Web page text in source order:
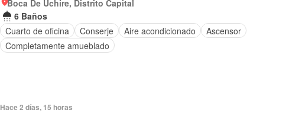
Boca De Uchire, Distrito Capital
6 Baños
Cuarto de oficina
Conserje Aire acondicionado
Ascensor
Completamente amueblado
Hace 2 días, 15 horas